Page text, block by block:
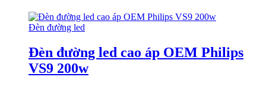
Đèn đường led
Đèn đường led cao áp OEM Philips
VS9 200w